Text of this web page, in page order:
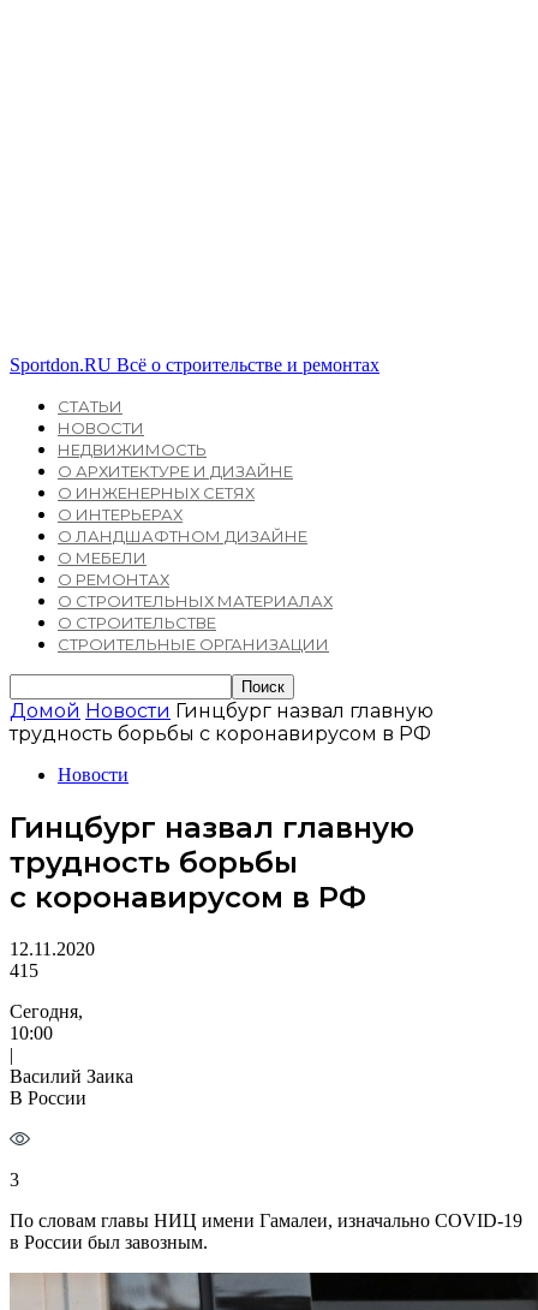
Sportdon.RU Всё о строительстве и ремонтах
СТАТЬИ
НОВОСТИ
НЕДВИЖИМОСТЬ
О АРХИТЕКТУРЕ И ДИЗАЙНЕ
О ИНЖЕНЕРНЫХ СЕТЯХ
О ИНТЕРЬЕРАХ
О ЛАНДШАФТНОМ ДИЗАЙНЕ
О МЕБЕЛИ
О РЕМОНТАХ
О СТРОИТЕЛЬНЫХ МАТЕРИАЛАХ
О СТРОИТЕЛЬСТВЕ
СТРОИТЕЛЬНЫЕ ОРГАНИЗАЦИИ
Домой Новости Гинцбург назвал главную
трудность борьбы с коронавирусом в РФ
Новости
Гинцбург назвал главную
трудность борьбы
с коронавирусом в РФ
12.11.2020
415
Сегодня,
10:00
|
Василий Заика
В России
3
По словам главы НИЦ имени Гамалеи, изначально COVID-19
в России был завозным.